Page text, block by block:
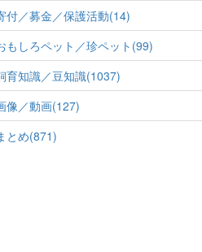
付／募金／保護活動(14)
もしろペット／珍ペット(99)
育知識／豆知識(1037)
像／動画(127)
とめ(871)